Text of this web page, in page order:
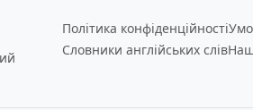
Політика конфіденційності
Словники англійських слів